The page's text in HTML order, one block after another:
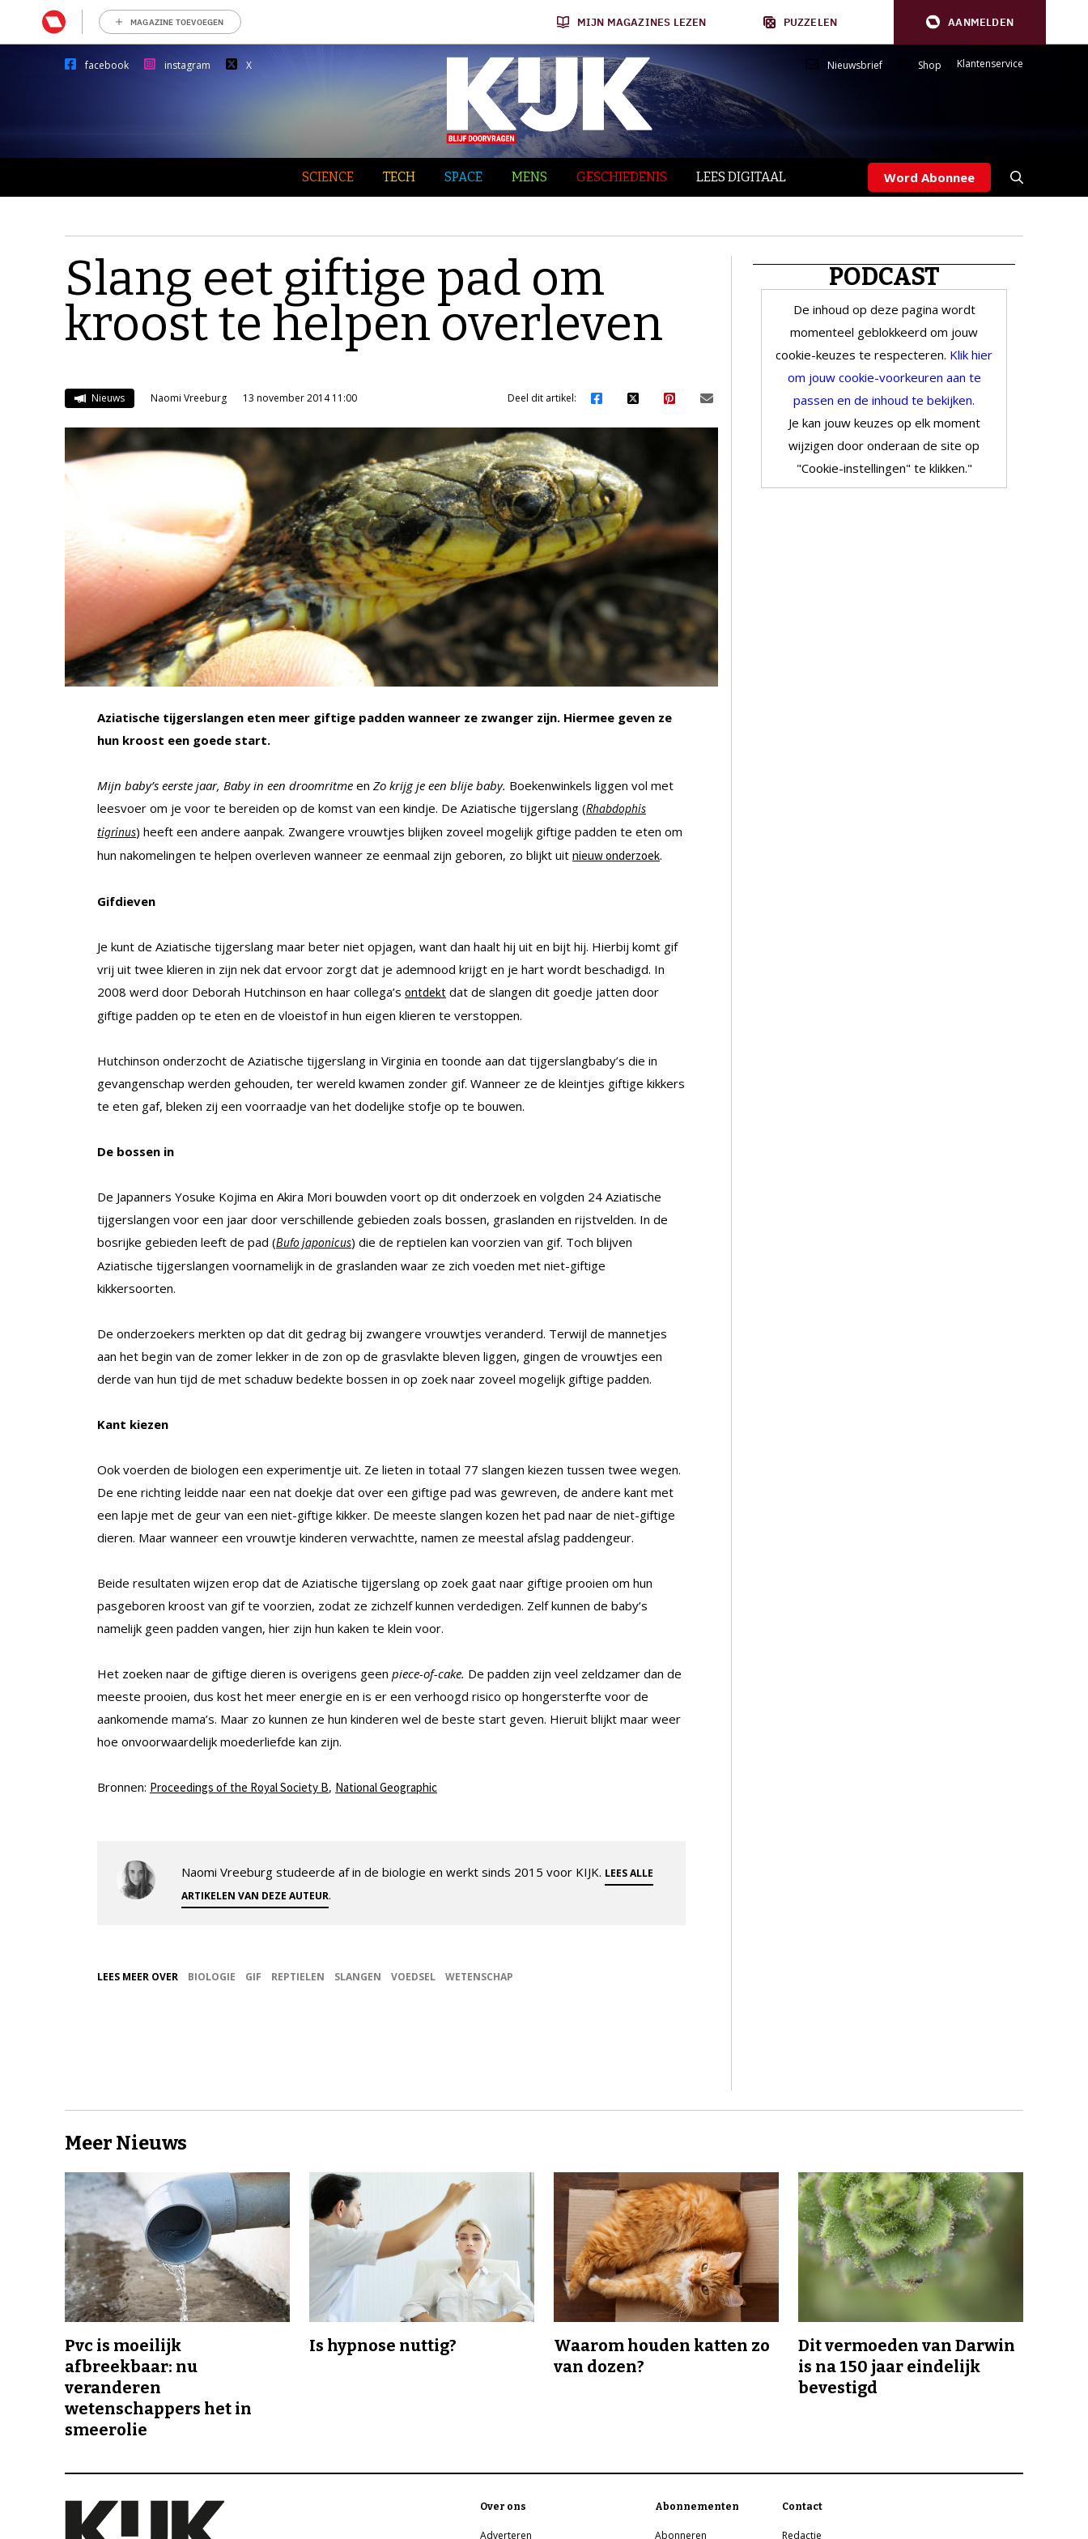
MAGAZINE TOEVOEGEN MIJN MAGAZINES LEZEN PUZZELEN AANMELDEN
facebook instagram X Nieuwsbrief Shop Klantenservice
SCIENCE TECH SPACE MENS GESCHIEDENIS LEES DIGITAAL Word Abonnee
Slang eet giftige pad om
kroost te helpen overleven
Nieuws Naomi Vreeburg 13 november 2014 11:00 Deel dit artikel:
Aziatische tijgerslangen eten meer giftige padden wanneer ze zwanger zijn. Hiermee geven ze
hun kroost een goede start.
Mijn baby’s eerste jaar, Baby in een droomritme en Zo krijg je een blije baby. Boekenwinkels liggen vol met
leesvoer om je voor te bereiden op de komst van een kindje. De Aziatische tijgerslang (Rhabdophis
tigrinus) heeft een andere aanpak. Zwangere vrouwtjes blijken zoveel mogelijk giftige padden te eten om
hun nakomelingen te helpen overleven wanneer ze eenmaal zijn geboren, zo blijkt uit nieuw onderzoek.
Gifdieven
Je kunt de Aziatische tijgerslang maar beter niet opjagen, want dan haalt hij uit en bijt hij. Hierbij komt gif
vrij uit twee klieren in zijn nek dat ervoor zorgt dat je ademnood krijgt en je hart wordt beschadigd. In
2008 werd door Deborah Hutchinson en haar collega’s ontdekt dat de slangen dit goedje jatten door
giftige padden op te eten en de vloeistof in hun eigen klieren te verstoppen.
Hutchinson onderzocht de Aziatische tijgerslang in Virginia en toonde aan dat tijgerslangbaby’s die in
gevangenschap werden gehouden, ter wereld kwamen zonder gif. Wanneer ze de kleintjes giftige kikkers
te eten gaf, bleken zij een voorraadje van het dodelijke stofje op te bouwen.
De bossen in
De Japanners Yosuke Kojima en Akira Mori bouwden voort op dit onderzoek en volgden 24 Aziatische
tijgerslangen voor een jaar door verschillende gebieden zoals bossen, graslanden en rijstvelden. In de
bosrijke gebieden leeft de pad (Bufo japonicus) die de reptielen kan voorzien van gif. Toch blijven
Aziatische tijgerslangen voornamelijk in de graslanden waar ze zich voeden met niet-giftige
kikkersoorten.
De onderzoekers merkten op dat dit gedrag bij zwangere vrouwtjes veranderd. Terwijl de mannetjes
aan het begin van de zomer lekker in de zon op de grasvlakte bleven liggen, gingen de vrouwtjes een
derde van hun tijd de met schaduw bedekte bossen in op zoek naar zoveel mogelijk giftige padden.
Kant kiezen
Ook voerden de biologen een experimentje uit. Ze lieten in totaal 77 slangen kiezen tussen twee wegen.
De ene richting leidde naar een nat doekje dat over een giftige pad was gewreven, de andere kant met
een lapje met de geur van een niet-giftige kikker. De meeste slangen kozen het pad naar de niet-giftige
dieren. Maar wanneer een vrouwtje kinderen verwachtte, namen ze meestal afslag paddengeur.
Beide resultaten wijzen erop dat de Aziatische tijgerslang op zoek gaat naar giftige prooien om hun
pasgeboren kroost van gif te voorzien, zodat ze zichzelf kunnen verdedigen. Zelf kunnen de baby’s
namelijk geen padden vangen, hier zijn hun kaken te klein voor.
Het zoeken naar de giftige dieren is overigens geen piece-of-cake. De padden zijn veel zeldzamer dan de
meeste prooien, dus kost het meer energie en is er een verhoogd risico op hongersterfte voor de
aankomende mama’s. Maar zo kunnen ze hun kinderen wel de beste start geven. Hieruit blijkt maar weer
hoe onvoorwaardelijk moederliefde kan zijn.
Bronnen: Proceedings of the Royal Society B, National Geographic
Naomi Vreeburg studeerde af in de biologie en werkt sinds 2015 voor KIJK. LEES ALLE
ARTIKELEN VAN DEZE AUTEUR.
LEES MEER OVER BIOLOGIE GIF REPTIELEN SLANGEN VOEDSEL WETENSCHAP
PODCAST
De inhoud op deze pagina wordt
momenteel geblokkeerd om jouw
cookie-keuzes te respecteren. Klik hier
om jouw cookie-voorkeuren aan te
passen en de inhoud te bekijken.
Je kan jouw keuzes op elk moment
wijzigen door onderaan de site op
"Cookie-instellingen" te klikken."
Meer Nieuws
Pvc is moeilijk
afbreekbaar: nu
veranderen
wetenschappers het in
smeerolie
Is hypnose nuttig?
Waarom houden katten zo
van dozen?
Dit vermoeden van Darwin
is na 150 jaar eindelijk
bevestigd
Over ons
Adverteren
Abonnementen
Abonneren
Contact
Redactie